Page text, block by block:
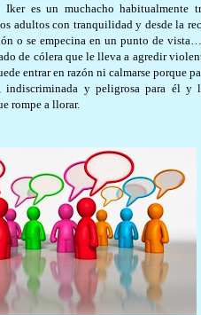
Iker es un muchacho
adultos con tranquilidad y desde la
o se empecina en un punto de
de cólera que le lleva a agredir
entrar en razón ni calmarse porque
indiscriminada y peligrosa para él
rompe a llorar.